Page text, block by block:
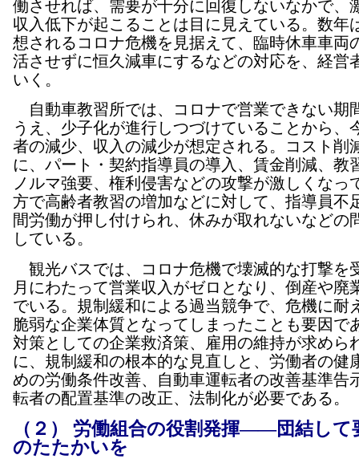
働させれば、需要が十分に回復しないなかで、
収入低下が起こることは目に見えている。数年
想されるコロナ危機を見据えて、臨時休車車両
活させずに恒久減車にするなどの対応を、経営
いく。
自動車教習所では、コロナで営業できない期
うえ、少子化が進行しつづけていることから、
者の減少、収入の減少が想定される。コスト削
に、パート・契約指導員の導入、賃金削減、教
ノルマ強要、権利侵害などの攻撃が激しくなっ
方で高齢者教習の増加などに対して、指導員不
間労働が押し付けられ、休みが取れないなどの
している。
観光バスでは、コロナ危機で壊滅的な打撃を
月にわたって営業収入がゼロとなり、倒産や廃
でいる。規制緩和による過当競争で、危機に耐
脆弱な企業体質となってしまったことも要因で
対策としての企業救済策、雇用の維持が求めら
に、規制緩和の根本的な見直しと、労働者の健
めの労働条件改善、自動車運転者の改善基準告
転者の配置基準の改正、法制化が必要である。
（２） 労働組合の役割発揮――団結して
のたたかいを